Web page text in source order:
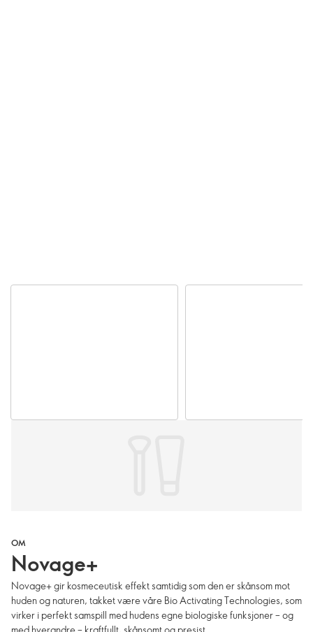
OM
Novage+
Novage+ gir kosmeceutisk effekt samtidig som den er skånsom mot
huden og naturen, takket være våre Bio Activating Technologies, som
virker i perfekt samspill med hudens egne biologiske funksjoner – og